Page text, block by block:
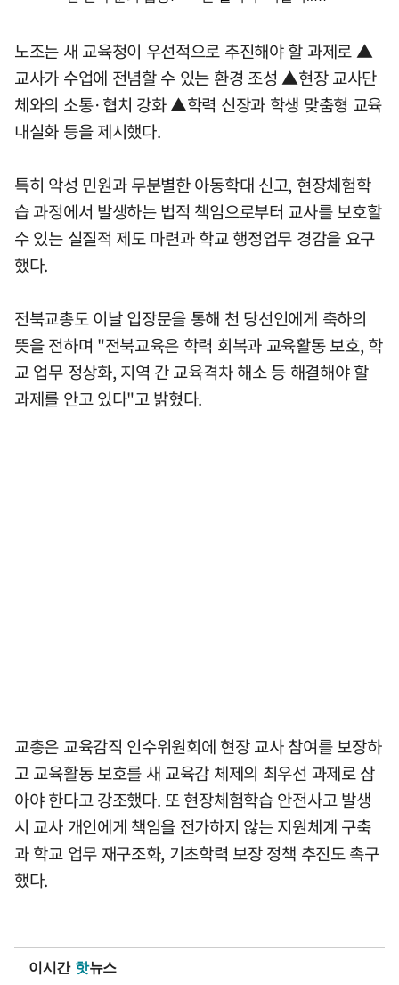
노조는 새 교육청이 우선적으로 추진해야 할 과제로 ▲
교사가 수업에 전념할 수 있는 환경 조성 ▲현장 교사단
체와의 소통·협치 강화 ▲학력 신장과 학생 맞춤형 교육
내실화 등을 제시했다.
특히 악성 민원과 무분별한 아동학대 신고, 현장체험학
습 과정에서 발생하는 법적 책임으로부터 교사를 보호할
수 있는 실질적 제도 마련과 학교 행정업무 경감을 요구
했다.
전북교총도 이날 입장문을 통해 천 당선인에게 축하의
뜻을 전하며 "전북교육은 학력 회복과 교육활동 보호, 학
교 업무 정상화, 지역 간 교육격차 해소 등 해결해야 할
과제를 안고 있다"고 밝혔다.
교총은 교육감직 인수위원회에 현장 교사 참여를 보장하
고 교육활동 보호를 새 교육감 체제의 최우선 과제로 삼
아야 한다고 강조했다. 또 현장체험학습 안전사고 발생
시 교사 개인에게 책임을 전가하지 않는 지원체계 구축
과 학교 업무 재구조화, 기초학력 보장 정책 추진도 촉구
했다.
이시간 핫뉴스